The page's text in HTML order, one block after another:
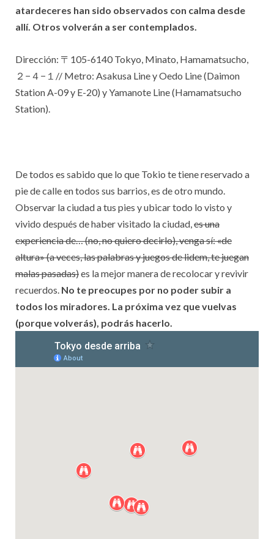
atardeceres han sido observados con calma desde
allí. Otros volverán a ser contemplados.
Dirección: 〒105-6140 Tokyo, Minato, Hamamatsucho,
２−４−１ // Metro: Asakusa Line y Oedo Line (Daimon
Station A-09 y E-20) y Yamanote Line (Hamamatsucho
Station).
De todos es sabido que lo que Tokio te tiene reservado a
pie de calle en todos sus barrios, es de otro mundo.
Observar la ciudad a tus pies y ubicar todo lo visto y
vivido después de haber visitado la ciudad, es una
experiencia de… (no, no quiero decirlo), venga sí: «de
altura» (a veces, las palabras y juegos de lidem, te juegan
malas pasadas)es la mejor manera de recolocar y revivir
recuerdos. No te preocupes por no poder subir a
todos los miradores. La próxima vez que vuelvas
(porque volverás), podrás hacerlo.